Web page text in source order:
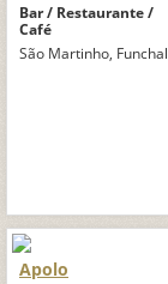
Bar / Restaurante /
Café
São Martinho, Funchal
Apolo